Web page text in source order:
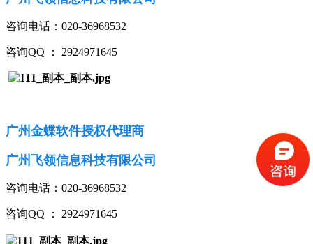
咨询电话：020-36968532
咨询QQ ： 2924971645
广州金蝶软件授权代理商
广州飞领信息科技有限公司
咨询电话：020-36968532
咨询QQ ： 2924971645